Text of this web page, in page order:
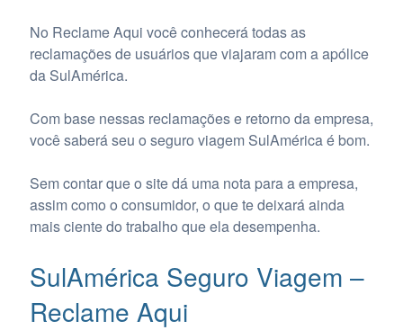
No Reclame Aqui você conhecerá todas as
reclamações de usuários que viajaram com a apólice
da SulAmérica.
Com base nessas reclamações e retorno da empresa,
você saberá seu o seguro viagem SulAmérica é bom.
Sem contar que o site dá uma nota para a empresa,
assim como o consumidor, o que te deixará ainda
mais ciente do trabalho que ela desempenha.
SulAmérica Seguro Viagem –
Reclame Aqui